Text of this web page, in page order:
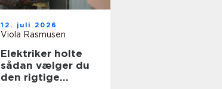
12. juli 2026
Viola Rasmusen
Elektriker holte
sådan vælger du
den rigtige